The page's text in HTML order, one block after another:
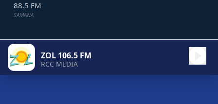
88.5 FM
SAMANA
TODOS LOS DERECHOS RESERVADOS © 2024
ZOL 106.5 FM
RCC MEDIA